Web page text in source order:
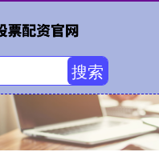
搜索